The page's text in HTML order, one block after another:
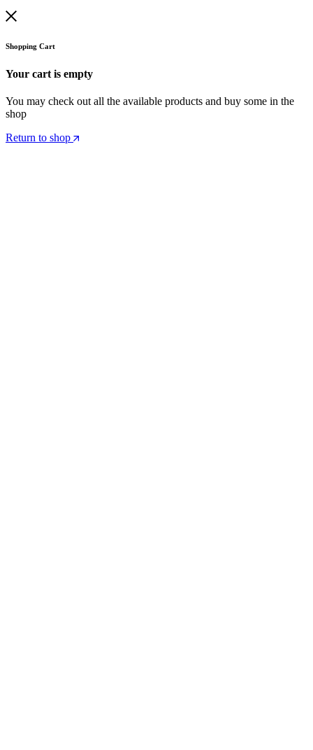
Shopping Cart
Your cart is empty
You may check out all the available products and buy some in the
shop
Return to shop